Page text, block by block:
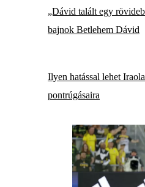
„Dávid talált egy
bajnok Betlehem Dávid
Ilyen hatással lehet
pontrúgásaira